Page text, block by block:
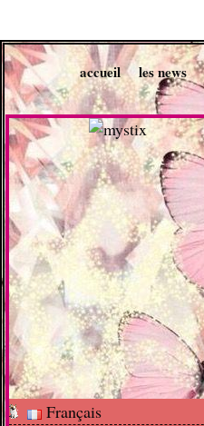
accueil les news
Français